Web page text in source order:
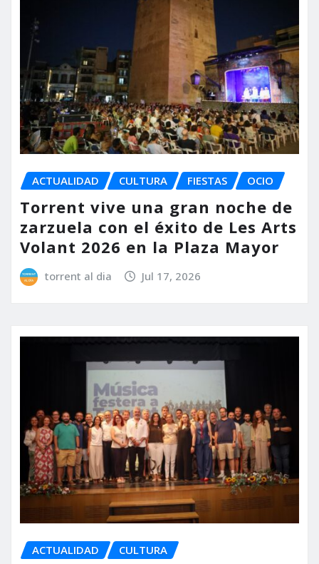
ACTUALIDAD CULTURA FIESTAS OCIO
Torrent vive una gran noche de
zarzuela con el éxito de Les Arts
Volant 2026 en la Plaza Mayor
torrent al dia Jul 17, 2026
ACTUALIDAD CULTURA